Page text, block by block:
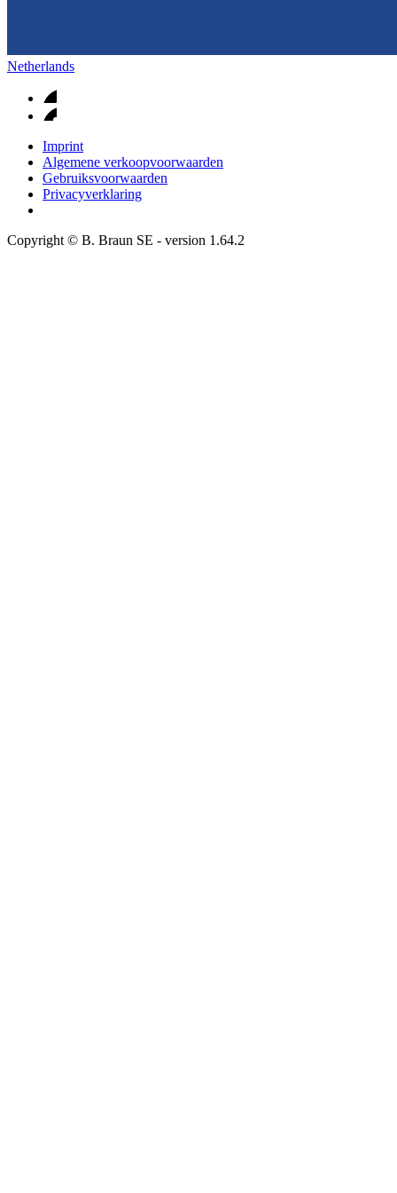
Netherlands
Imprint
Algemene verkoopvoorwaarden
Gebruiksvoorwaarden
Privacyverklaring
Copyright © B. Braun SE - version 1.64.2